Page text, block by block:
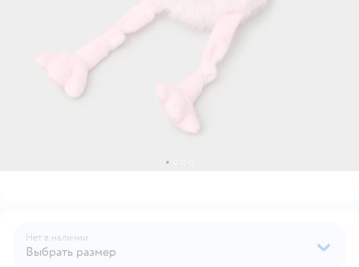
Нет в наличии
Выбрать размер